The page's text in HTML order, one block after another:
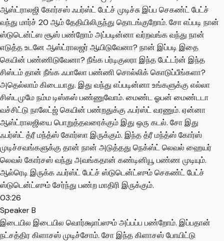
ஆஸ்ட்ராலஜி கோர்சஸ் ஃபர்ஸ்ட் பேட்ச் முடிச்சு இப்ப செகண்ட் பேட்ச்
வந்து மார்ச் 20 ஆம் தேதியிலிருந்து தொடங்குறோம். சோ எப்படி நான்
ஸ்டுடென்ட்ஸ சூஸ் பண்றோம் அப்படின்னா வர்றவங்க வந்து நான்
எடுத்த உடனே ஆஸ்ட்ராலஜர் ஆயிடுவேனா? நான் இப்படி இதை
கெயின் பண்ணிடுவேனா? நீங்க பர்டிகுலரா இந்த பேட்டர்ன் இந்த
சிஸ்டம் தான் நீங்க ஃபாலோ பண்ணி சொல்லிக் கொடுப்பீங்களா?
அதெல்லாம் கிடையாது. இது வந்து எப்படின்னா உங்களுக்கு எல்லா
சிஸ்டமுமே நம்ம டிஸ்கஸ் பண்ணுவோம். மைண்ட ஓபன் மைண்டடா
வச்சிட்டு நாலேட்ஜ் கெயின் பண்றதுக்கு ஃபர்ஸ்ட் வரணும். ஏன்னா
ஆஸ்ட்ராலஜியை பொறுத்தவரைக்கும் இது ஒரு கடல். சோ இது
ஃபர்ஸ்ட் த்ரீ மந்த்ஸ் கோர்ஸா இருக்கும். இந்த த்ரீ மந்த்ஸ் கோர்ஸ்
முடிச்சவங்களுக்கு தான் நான் அடுத்தது நெக்ஸ்ட் லெவல் ஹையர்
லெவல் கோர்சஸ் வந்து அவங்கதான் கண்டினியூ பண்ண முடியும்.
ஆல்ரெடி இருக்க ஃபர்ஸ்ட் பேட்ச் ஸ்டுடென்ட்ஸும் செகண்ட் பேட்ச்
ஸ்டுடென்ட்ஸும் சேர்ந்து பண்ற மாதிரி இருக்கும்.
03:26
Speaker B
இடையில இடையில வொர்க்ஷாப்ஸும் அப்பப்ப பண்றோம். இப்பதான்
நட்சத்திர கிளாசஸ் முடிச்சோம். சோ இந்த கிளாசஸ் போயிட்டு